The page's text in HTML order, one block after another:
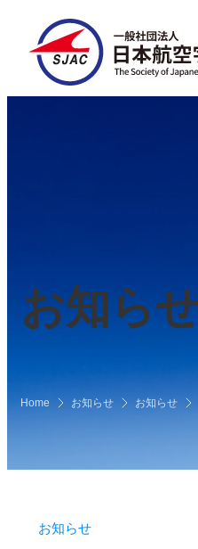
お知ら
Home お知らせ お知らせ
お知らせ